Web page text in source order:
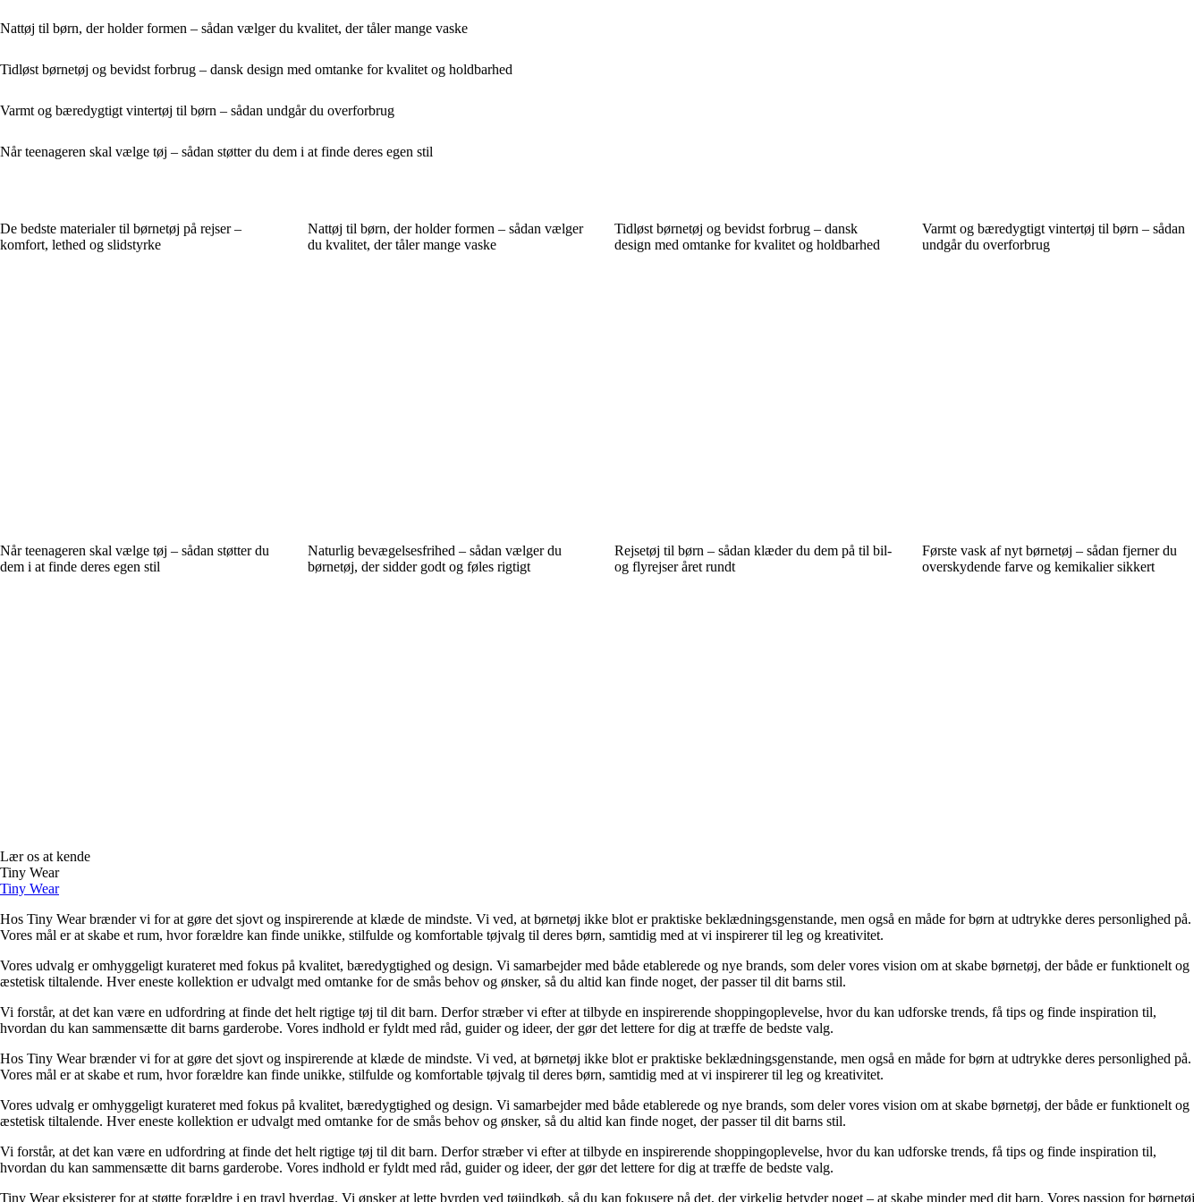
Nattøj til børn, der holder formen – sådan vælger du kvalitet, der tåler mange vaske
Tidløst børnetøj og bevidst forbrug – dansk design med omtanke for kvalitet og holdbarhed
Varmt og bæredygtigt vintertøj til børn – sådan undgår du overforbrug
Når teenageren skal vælge tøj – sådan støtter du dem i at finde deres egen stil
De bedste materialer til børnetøj på rejser –
komfort, lethed og slidstyrke
Nattøj til børn, der holder formen – sådan vælger
du kvalitet, der tåler mange vaske
Tidløst børnetøj og bevidst forbrug – dansk
design med omtanke for kvalitet og holdbarhed
Varmt og bæredygtigt vintertøj til børn – sådan
undgår du overforbrug
Når teenageren skal vælge tøj – sådan støtter du
dem i at finde deres egen stil
Naturlig bevægelsesfrihed – sådan vælger du
børnetøj, der sidder godt og føles rigtigt
Rejsetøj til børn – sådan klæder du dem på til bil-
og flyrejser året rundt
Første vask af nyt børnetøj – sådan fjerner du
overskydende farve og kemikalier sikkert
Lær os at kende
Tiny Wear
Tiny Wear
Hos Tiny Wear brænder vi for at gøre det sjovt og inspirerende at klæde de mindste. Vi ved, at børnetøj ikke blot er praktiske beklædningsgenstande, men også en måde for børn at udtrykke deres personlighed på.
Vores mål er at skabe et rum, hvor forældre kan finde unikke, stilfulde og komfortable tøjvalg til deres børn, samtidig med at vi inspirerer til leg og kreativitet.
Vores udvalg er omhyggeligt kurateret med fokus på kvalitet, bæredygtighed og design. Vi samarbejder med både etablerede og nye brands, som deler vores vision om at skabe børnetøj, der både er funktionelt og
æstetisk tiltalende. Hver eneste kollektion er udvalgt med omtanke for de smås behov og ønsker, så du altid kan finde noget, der passer til dit barns stil.
Vi forstår, at det kan være en udfordring at finde det helt rigtige tøj til dit barn. Derfor stræber vi efter at tilbyde en inspirerende shoppingoplevelse, hvor du kan udforske trends, få tips og finde inspiration til,
hvordan du kan sammensætte dit barns garderobe. Vores indhold er fyldt med råd, guider og ideer, der gør det lettere for dig at træffe de bedste valg.
Hos Tiny Wear brænder vi for at gøre det sjovt og inspirerende at klæde de mindste. Vi ved, at børnetøj ikke blot er praktiske beklædningsgenstande, men også en måde for børn at udtrykke deres personlighed på.
Vores mål er at skabe et rum, hvor forældre kan finde unikke, stilfulde og komfortable tøjvalg til deres børn, samtidig med at vi inspirerer til leg og kreativitet.
Vores udvalg er omhyggeligt kurateret med fokus på kvalitet, bæredygtighed og design. Vi samarbejder med både etablerede og nye brands, som deler vores vision om at skabe børnetøj, der både er funktionelt og
æstetisk tiltalende. Hver eneste kollektion er udvalgt med omtanke for de smås behov og ønsker, så du altid kan finde noget, der passer til dit barns stil.
Vi forstår, at det kan være en udfordring at finde det helt rigtige tøj til dit barn. Derfor stræber vi efter at tilbyde en inspirerende shoppingoplevelse, hvor du kan udforske trends, få tips og finde inspiration til,
hvordan du kan sammensætte dit barns garderobe. Vores indhold er fyldt med råd, guider og ideer, der gør det lettere for dig at træffe de bedste valg.
Tiny Wear eksisterer for at støtte forældre i en travl hverdag. Vi ønsker at lette byrden ved tøjindkøb, så du kan fokusere på det, der virkelig betyder noget – at skabe minder med dit barn. Vores passion for børnetøj